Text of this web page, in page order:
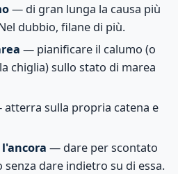
— di gran lunga la causa più
dubbio, filane di più.
— pianificare il calumo (o
chiglia) sullo stato di marea
sulla propria catena e
— dare per scontato
dare indietro su di essa.